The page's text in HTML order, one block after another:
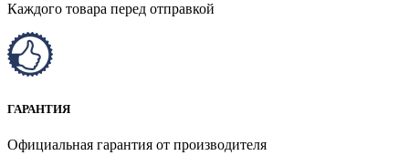
Каждого товара перед отправкой
ГАРАНТИЯ
Официальная гарантия от производителя